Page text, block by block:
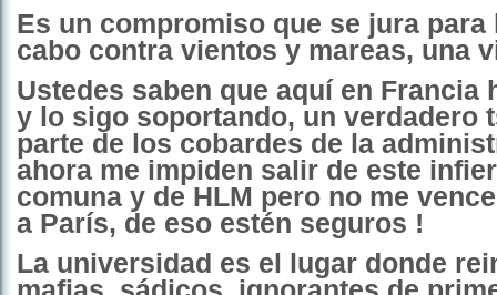
Es un compromiso que se jura para
cabo contra vientos y mareas, una
Ustedes saben que aquí en Francia
y lo sigo soportando, un verdadero
parte de los cobardes de la
ahora me impiden salir de este
comuna y de HLM pero no me
a París, de eso estén seguros !
La universidad es el lugar donde